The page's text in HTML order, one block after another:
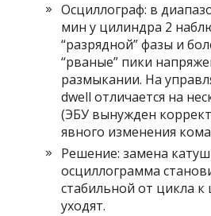
Осциллограф: в
мин у цилиндра 2
“разрядной” фазы и
“рваные” пики
размыкании. На
dwell отличается на
(ЭБУ вынужден
явного изменения
Решение: замена
осциллограмма
стабильной от цикла к
уходят.